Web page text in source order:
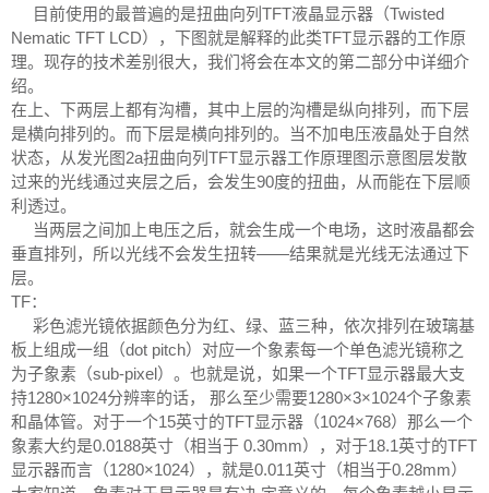
目前使用的最普遍的是扭曲向列TFT液晶显示器（Twisted
Nematic TFT LCD），下图就是解释的此类TFT显示器的工作原
理。现存的技术差别很大，我们将会在本文的第二部分中详细介
绍。
在上、下两层上都有沟槽，其中上层的沟槽是纵向排列，而下层
是横向排列的。而下层是横向排列的。当不加电压液晶处于自然
状态，从发光图2a扭曲向列TFT显示器工作原理图示意图层发散
过来的光线通过夹层之后，会发生90度的扭曲，从而能在下层顺
利透过。
当两层之间加上电压之后，就会生成一个电场，这时液晶都会
垂直排列，所以光线不会发生扭转——结果就是光线无法通过下
层。
TF：
彩色滤光镜依据颜色分为红、绿、蓝三种，依次排列在玻璃基
板上组成一组（dot pitch）对应一个象素每一个单色滤光镜称之
为子象素（sub-pixel）。也就是说，如果一个TFT显示器最大支
持1280×1024分辨率的话， 那么至少需要1280×3×1024个子象素
和晶体管。对于一个15英寸的TFT显示器（1024×768）那么一个
象素大约是0.0188英寸（相当于 0.30mm），对于18.1英寸的TFT
显示器而言（1280×1024），就是0.011英寸（相当于0.28mm）